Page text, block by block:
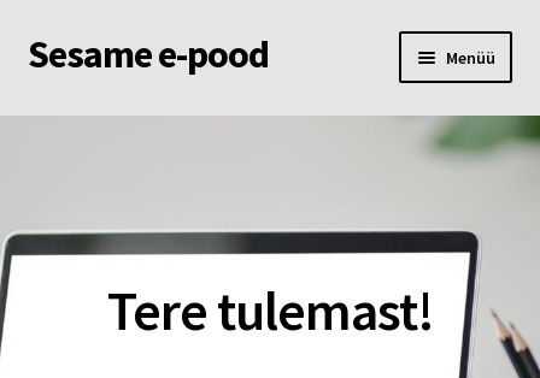
Liigu
navigeerimisele
Liigu
sisu
Sesame e-pood Menüü
Esileht
Ostukorv
Minu kontoTere tulemast!